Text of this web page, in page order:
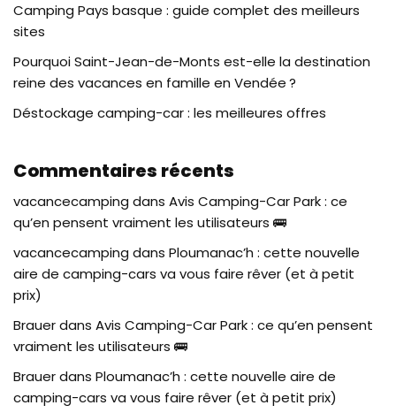
Camping Pays basque : guide complet des meilleurs
sites
Pourquoi Saint-Jean-de-Monts est-elle la destination
reine des vacances en famille en Vendée ?
Déstockage camping-car : les meilleures offres
Commentaires récents
vacancecamping dans Avis Camping-Car Park : ce
qu’en pensent vraiment les utilisateurs 🚌
vacancecamping dans Ploumanac’h : cette nouvelle
aire de camping-cars va vous faire rêver (et à petit
prix)
Brauerdans Avis Camping-Car Park : ce qu’en pensent
vraiment les utilisateurs 🚌
Brauerdans Ploumanac’h : cette nouvelle aire de
camping-cars va vous faire rêver (et à petit prix)